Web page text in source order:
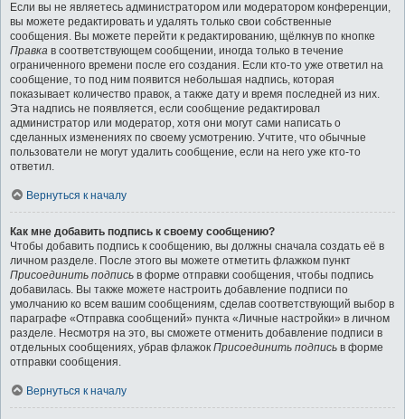
Если вы не являетесь администратором или модератором конференции,
вы можете редактировать и удалять только свои собственные
сообщения. Вы можете перейти к редактированию, щёлкнув по кнопке
Правка в соответствующем сообщении, иногда только в течение
ограниченного времени после его создания. Если кто-то уже ответил на
сообщение, то под ним появится небольшая надпись, которая
показывает количество правок, а также дату и время последней из них.
Эта надпись не появляется, если сообщение редактировал
администратор или модератор, хотя они могут сами написать о
сделанных изменениях по своему усмотрению. Учтите, что обычные
пользователи не могут удалить сообщение, если на него уже кто-то
ответил.
Вернуться к началу
Как мне добавить подпись к своему сообщению?
Чтобы добавить подпись к сообщению, вы должны сначала создать её в
личном разделе. После этого вы можете отметить флажком пункт
Присоединить подпись в форме отправки сообщения, чтобы подпись
добавилась. Вы также можете настроить добавление подписи по
умолчанию ко всем вашим сообщениям, сделав соответствующий выбор в
параграфе «Отправка сообщений» пункта «Личные настройки» в личном
разделе. Несмотря на это, вы сможете отменить добавление подписи в
отдельных сообщениях, убрав флажок Присоединить подпись в форме
отправки сообщения.
Вернуться к началу